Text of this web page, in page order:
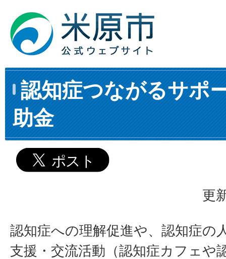
認知症つながるサポ
助金
更
認知症への理解促進や、認知症の
支援・交流活動（認知症カフェや